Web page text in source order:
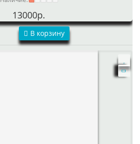
13000р.
В корзину